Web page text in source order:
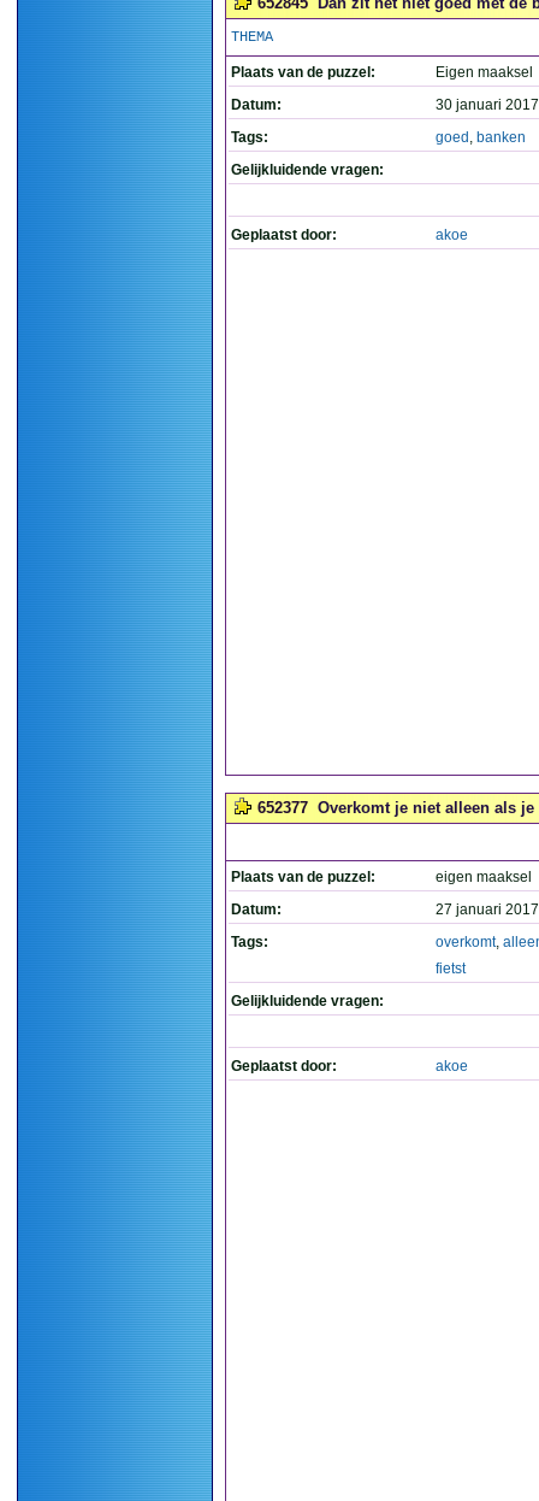
THEMA
Plaats van de puzzel:
Eigen maaksel
Datum:
30 januari
Tags:
goed , banken
Gelijkluidende vragen:
Geplaatst door: akoe
652377 Overkomt je niet alleen als
Plaats van de puzzel:
eigen maaksel
Datum:
27 januari
Tags:
overkomt,
fietst
Gelijkluidende vragen:
Geplaatst door: akoe